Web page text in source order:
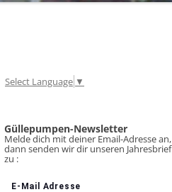
Select Language ▼
Güllepumpen-Newsletter
Melde dich mit deiner Email-Adresse an,
dann senden wir dir unseren Jahresbrief
zu :